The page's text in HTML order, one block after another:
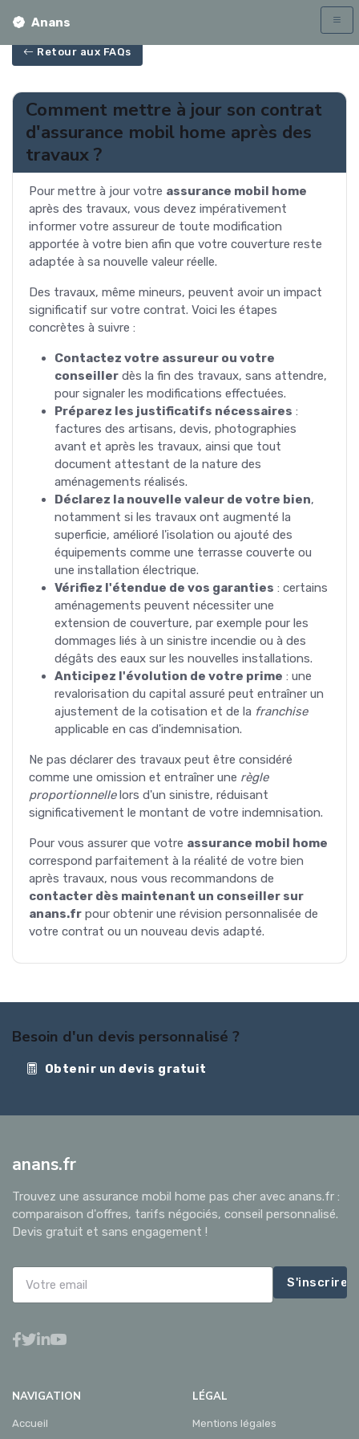
Anans
Retour aux FAQs
Comment mettre à jour son contrat
d'assurance mobil home après des
travaux ?
Pour mettre à jour votre assurance mobil home
après des travaux, vous devez impérativement
informer votre assureur de toute modification
apportée à votre bien afin que votre couverture reste
adaptée à sa nouvelle valeur réelle.
Des travaux, même mineurs, peuvent avoir un impact
significatif sur votre contrat. Voici les étapes
concrètes à suivre :
Contactez votre assureur ou votre
conseiller dès la fin des travaux, sans attendre,
pour signaler les modifications effectuées.
Préparez les justificatifs nécessaires :
factures des artisans, devis, photographies
avant et après les travaux, ainsi que tout
document attestant de la nature des
aménagements réalisés.
Déclarez la nouvelle valeur de votre bien,
notamment si les travaux ont augmenté la
superficie, amélioré l'isolation ou ajouté des
équipements comme une terrasse couverte ou
une installation électrique.
Vérifiez l'étendue de vos garanties : certains
aménagements peuvent nécessiter une
extension de couverture, par exemple pour les
dommages liés à un sinistre incendie ou à des
dégâts des eaux sur les nouvelles installations.
Anticipez l'évolution de votre prime : une
revalorisation du capital assuré peut entraîner un
ajustement de la cotisation et de la franchise
applicable en cas d'indemnisation.
Ne pas déclarer des travaux peut être considéré
comme une omission et entraîner une règle
proportionnellelors d'un sinistre, réduisant
significativement le montant de votre indemnisation.
Pour vous assurer que votre assurance mobil home
correspond parfaitement à la réalité de votre bien
après travaux, nous vous recommandons de
contacter dès maintenant un conseiller sur
anans.fr pour obtenir une révision personnalisée de
votre contrat ou un nouveau devis adapté.
Besoin d'un devis personnalisé ?
Obtenir un devis gratuit
anans.fr
Trouvez une assurance mobil home pas cher avec anans.fr :
comparaison d'offres, tarifs négociés, conseil personnalisé.
Devis gratuit et sans engagement !
S'inscrire
NAVIGATION
Accueil
LÉGAL
Mentions légales